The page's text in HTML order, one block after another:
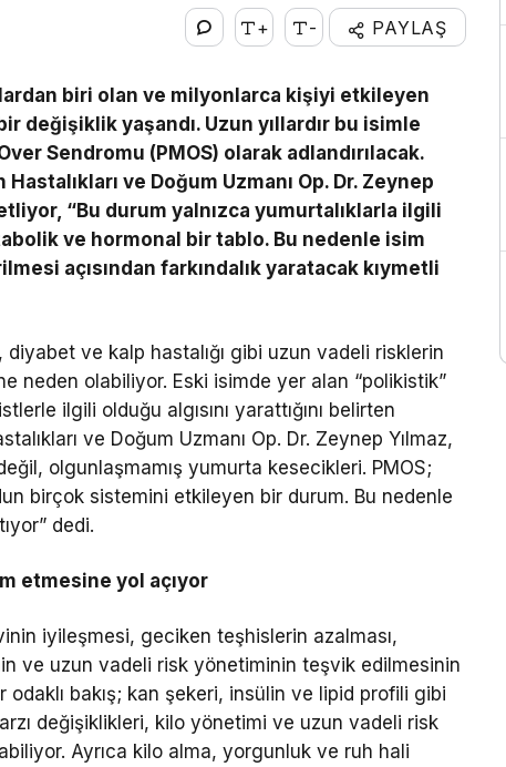
+ - PAYLAŞ
biri olan ve milyonlarca kişiyi etkileyen
değişiklik yaşandı. Uzun yıllardır bu isimle
Sendromu (PMOS) olarak adlandırılacak.
ve Doğum Uzmanı Op. Dr. Zeynep
“Bu durum yalnızca yumurtalıklarla ilgili
ve hormonal bir tablo. Bu nedenle isim
açısından farkındalık yaratacak kıymetli
diyabet ve kalp hastalığı gibi uzun vadeli risklerin
neden olabiliyor. Eski isimde yer alan “polikistik”
ilgili olduğu algısını yarattığını belirten
ve Doğum Uzmanı Op. Dr. Zeynep Yılmaz,
olgunlaşmamış yumurta kesecikleri. PMOS;
birçok sistemini etkileyen bir durum. Bu nedenle
dedi.
etmesine yol açıyor
iyileşmesi, geciken teşhislerin azalması,
ve uzun vadeli risk yönetiminin teşvik edilmesinin
odaklı bakış; kan şekeri, insülin ve lipid profili gibi
değişiklikleri, kilo yönetimi ve uzun vadeli risk
Ayrıca kilo alma, yorgunluk ve ruh hali